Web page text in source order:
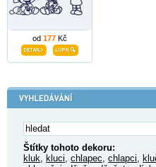
od 177 Kč
Štítky tohoto dekoru:
kluk
kluci chlapec chlapci